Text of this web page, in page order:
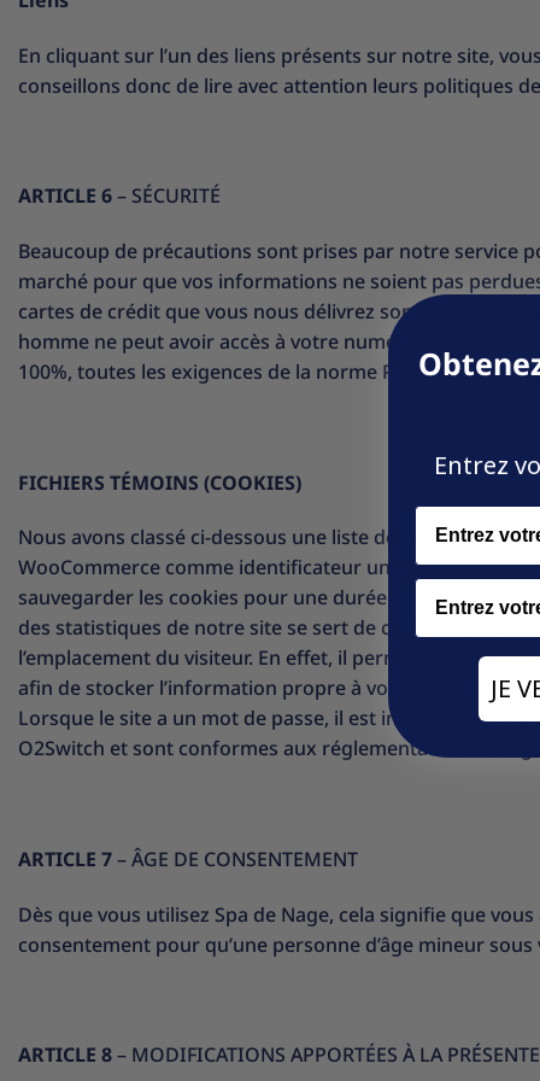
En cliquant sur l’un des liens présents sur notre site,
conseillons donc de lire avec attention leurs politiques
ARTICLE 6– SÉCURITÉ
Beaucoup de précautions sont prises par notre service
marché pour que vos informations ne soient pas
cartes de crédit que vous nous délivrez sont chiffrées
homme ne peut avoir accès à votre numéro de carte
100%, toutes les exigences de la norme PCI-DSS sont
FICHIERS TÉMOINS (COOKIES)
Nous avons classé ci-dessous une liste de fichiers
WooCommerce comme identificateur unique de
sauvegarder les cookies pour une durée de 30 minutes
des statistiques de notre site se sert de ce fichier pour
l’emplacement du visiteur. En effet, il permet de
afin de stocker l’information propre à votre panier
Lorsque le site a un mot de passe, il est indéfini. On
O2Switch et sont conformes aux réglementations en
ARTICLE 7– ÂGE DE CONSENTEMENT
Dès que vous utilisez Spa de Nage, cela signifie que
consentement pour qu’une personne d’âge mineur
ARTICLE 8– MODIFICATIONS APPORTÉES À LA
Entrez
Name
Email
JE